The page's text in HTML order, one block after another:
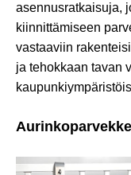
asennusratkaisuja,
kiinnittämiseen
vastaaviin
ja tehokkaan tavan